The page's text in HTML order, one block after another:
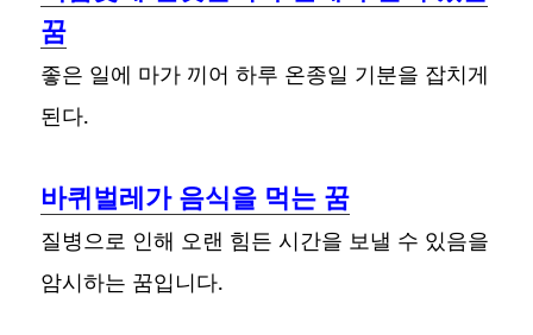
꿈
좋은 일에 마가 끼어 하루 온종일 기분을 잡치게
된다.
바퀴벌레가 음식을 먹는 꿈
질병으로 인해 오랜 힘든 시간을 보낼 수 있음을
암시하는 꿈입니다.